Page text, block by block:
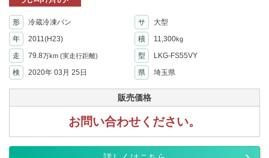
形 冷蔵冷凍バン サ
大型
年
2011(H23) 積 11,300kg
走 79.8万km (実走行距離) 型
LKG-FS55VY
検
2020年 03月 25日 県 埼玉県
販売価格
お問い合わせください。